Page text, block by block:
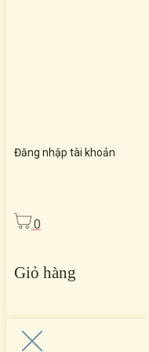
Đăng nhập tài khoản
0
Giỏ hàng